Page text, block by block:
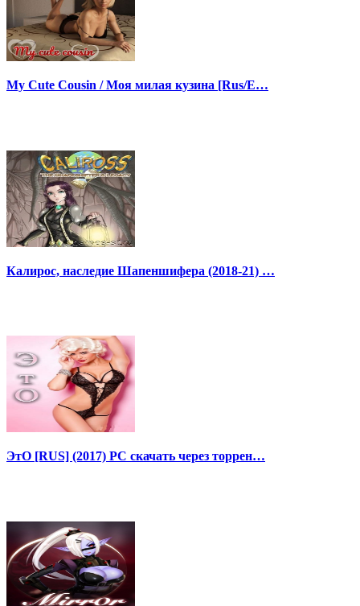
My Cute Cousin / Моя милая кузина [Rus/E…
Калирос, наследие Шапеншифера (2018-21) …
ЭтО [RUS] (2017) PC скачать через торрен…